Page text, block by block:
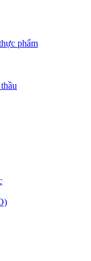
phẩm